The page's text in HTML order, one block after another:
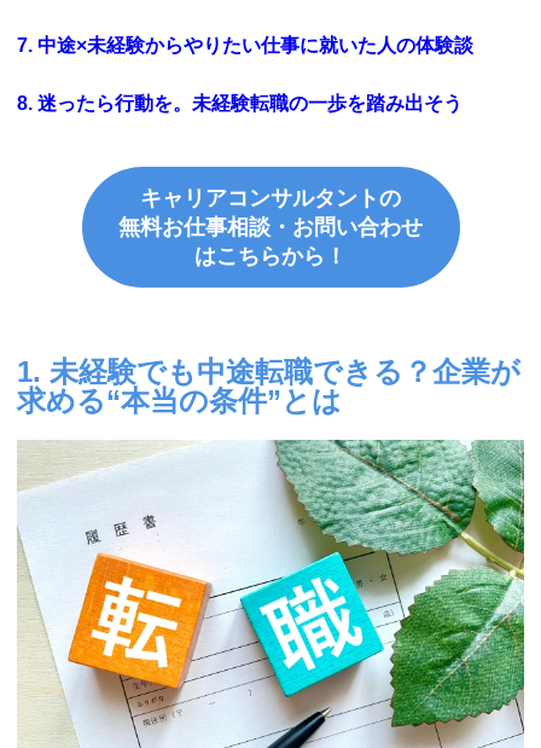
7. 中途×未経験からやりたい仕事に就いた人の体験談
8. 迷ったら行動を。未経験転職の一歩を踏み出そう
キャリアコンサルタントの
無料お仕事相談・お問い合わせ
はこちらから！
1. 未経験でも中途転職できる？企業が
求める“本当の条件”とは